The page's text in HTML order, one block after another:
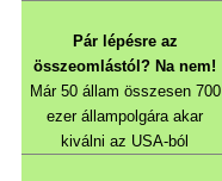
Pár lépésre az
összeomlástól? Na nem!
Már 50 állam összesen 700
ezer állampolgára akar
kiválni az USA-ból